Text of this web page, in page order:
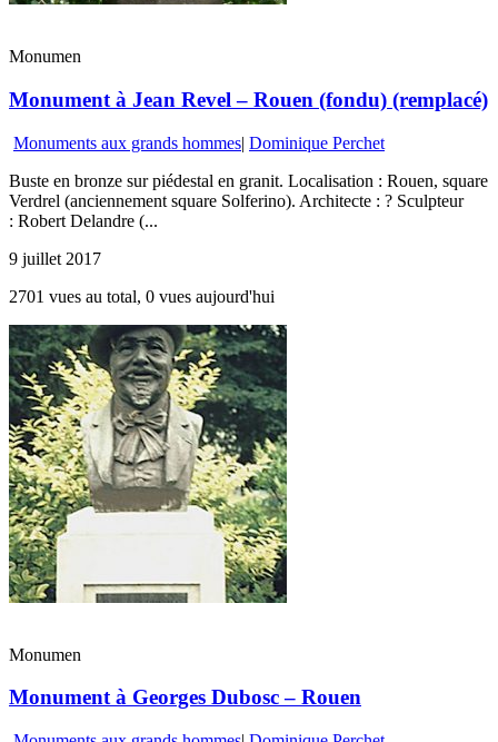
Monumen
Monument à Jean Revel – Rouen (fondu) (remplacé)
Monuments aux grands hommes| Dominique Perchet
Buste en bronze sur piédestal en granit. Localisation : Rouen, square
Verdrel (anciennement square Solferino). Architecte : ? Sculpteur
: Robert Delandre (...
9 juillet 2017
2701 vues au total, 0 vues aujourd'hui
Monumen
Monument à Georges Dubosc – Rouen